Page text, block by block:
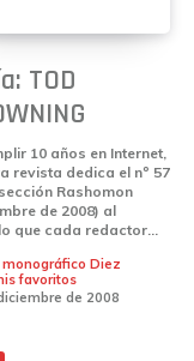
TOD
10 años en Internet,
revista dedica el nº 57
Rashomon
de 2008) al
que cada redactor...
monográfico Diez
favoritos
de 2008